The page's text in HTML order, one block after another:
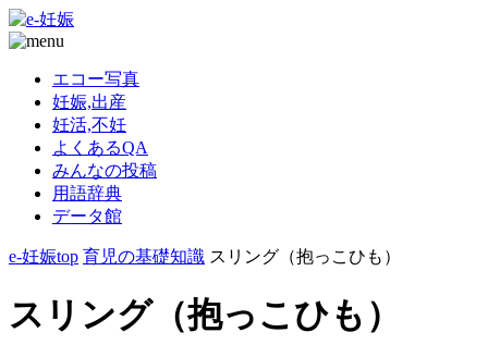
エコー写真
妊娠,出産
妊活,不妊
よくあるQA
みんなの投稿
用語辞典
データ館
e-妊娠top 育児の基礎知識 スリング（抱っこひも）
スリング（抱っこひも）